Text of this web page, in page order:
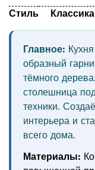
Стиль Классика
Главное:
образный
тёмного
столешница
техники.
интерьера и
всего дома.
Материалы: